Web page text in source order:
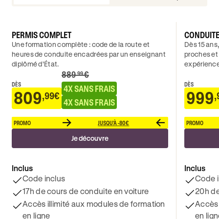
PERMIS COMPLET
Une formation complète : code de la route et
heures de conduite encadrées par un enseignant
diplômé d’État.
DÈS
809,99€
889.99€
4X SANS FRAIS
4X SANS FRAIS
PROMO JUSQU'À -80€
Je découvre
Inclus
Code inclus
17h de cours de conduite en voiture
Accès illimité aux modules de formation
en ligne
Dès 15
proches
DÈS
999
PROMO
Inclus
Code
20h
en